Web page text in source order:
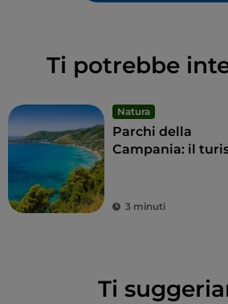
Ti potrebbe
Natura
Parchi della
Campania: il
3 minuti
Ti